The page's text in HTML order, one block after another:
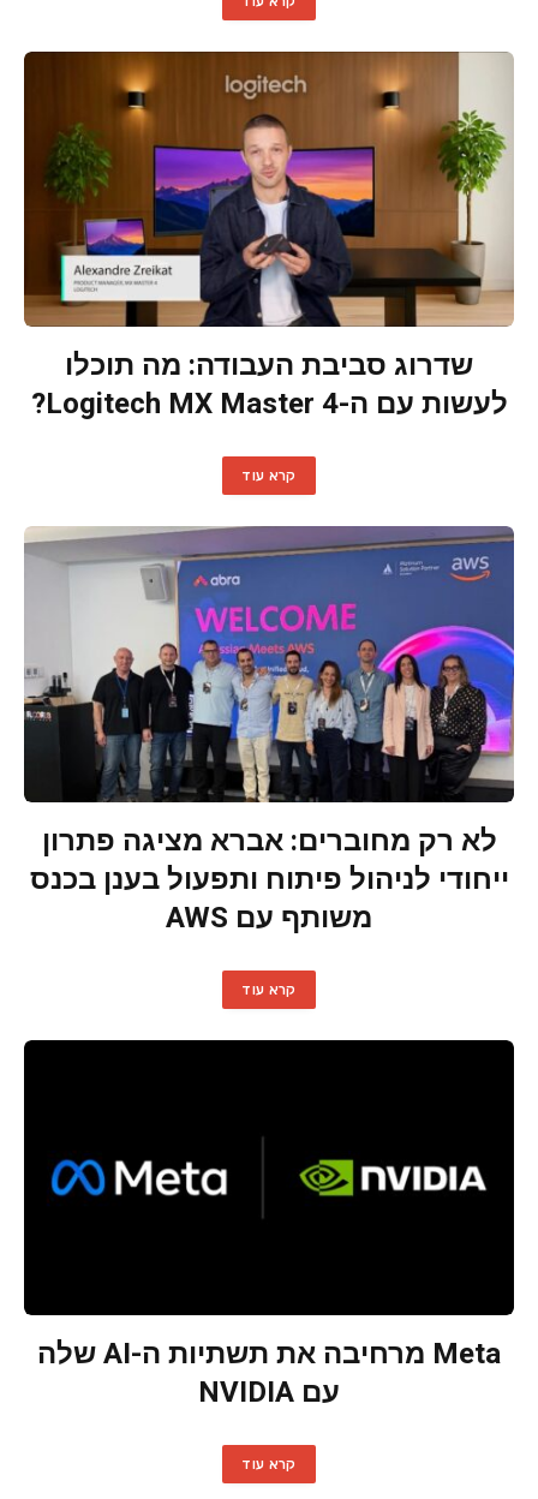
שדרוג סביבת העבודה: מה תוכלו
לעשות עם ה-Logitech MX Master 4?
קרא עוד
לא רק מחוברים: אברא מציגה פתרון
ייחודי לניהול פיתוח ותפעול בענן בכנס
משותף עם AWS
קרא עוד
Meta מרחיבה את תשתיות ה-AI שלה
עם NVIDIA
קרא עוד